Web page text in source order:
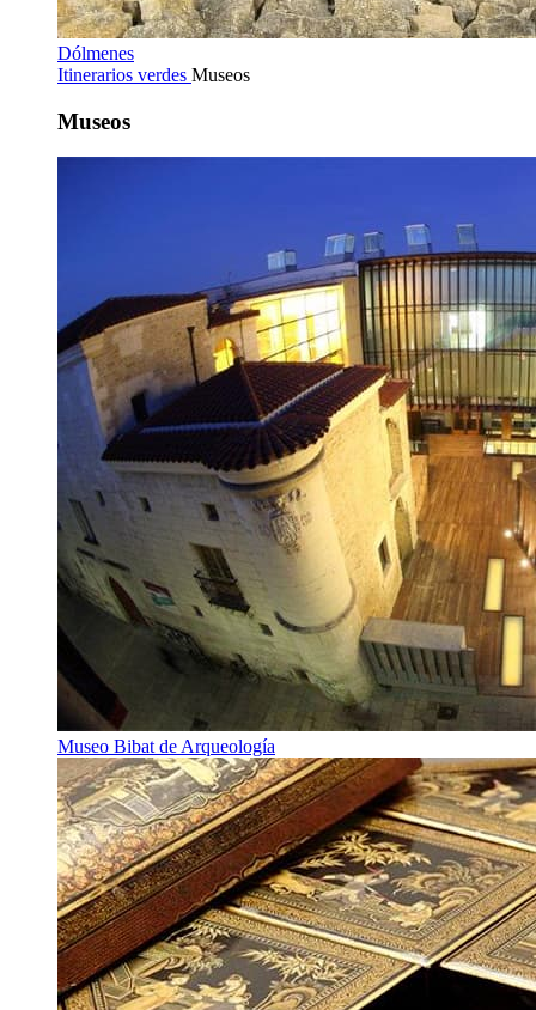
Dólmenes
Itinerarios verdes Museos
Museos
Museo Bibat de Arqueología